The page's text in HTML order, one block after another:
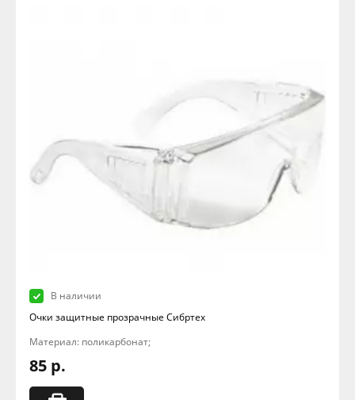
В наличии
Очки защитные прозрачные Сибртех
Материал: поликарбонат;
85 р.